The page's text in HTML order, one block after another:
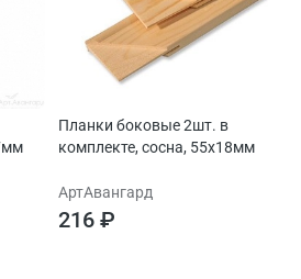
Планки боковые 2шт. в
комплекте, сосна, 55х18мм
АртАвангард
216 ₽